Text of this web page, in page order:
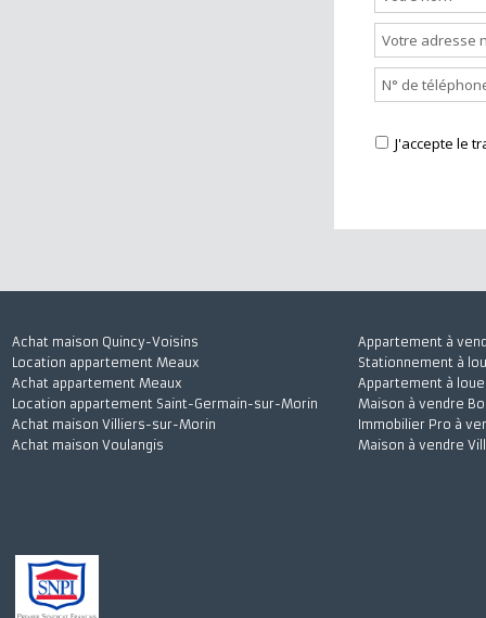
Nous
Achat maison Villiers-sur-Morin
Achat maison Voulangis